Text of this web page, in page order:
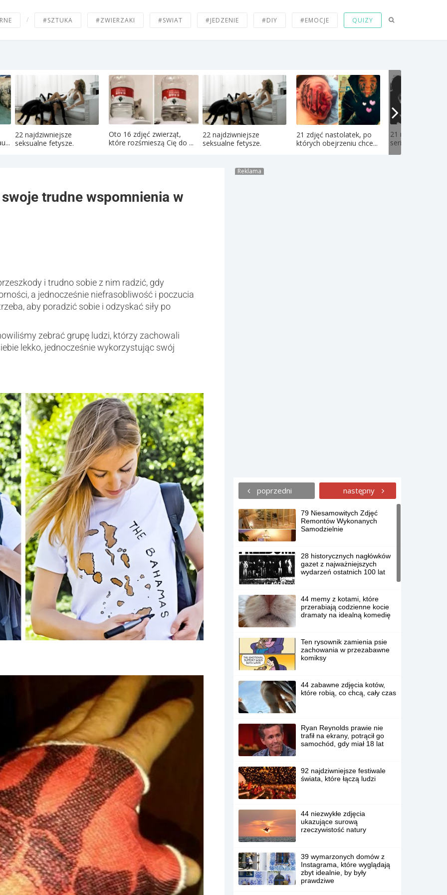
/ #SZTUKA #ZWIERZAKI #SWIAT #JEDZENIE #DIY #EMOCJE QUIZY
22 najdziwniejsze
seksualne fetysze.
Oto 16 zdjęć zwierząt,
które rozśmieszą Cię do ...
22 najdziwniejsze
seksualne fetysze.
21 zdjęć nastolatek, po
których obejrzeniu chce...
21
serii "Co byś
trudne wspomnienia w
i trudno sobie z nim radzić, gdy
a jednocześnie niefrasobliwość i poczucia
aby poradzić sobie i odzyskać siły po
zebrać grupę ludzi, którzy zachowali
lekko, jednocześnie wykorzystując swój
Reklama
poprzedni następny
79 Niesamowitych Zdjęć
Remontów Wykonanych
Samodzielnie
28 historycznych nagłówków
gazet z najważniejszych
wydarzeń ostatnich 100 lat
44 memy z kotami, które
przerabiają codzienne kocie
dramaty na idealną komedię
Ten rysownik zamienia psie
zachowania w przezabawne
komiksy
44 zabawne zdjęcia kotów,
które robią, co chcą, cały czas
Ryan Reynolds prawie nie
trafił na ekrany, potrącił go
samochód, gdy miał 18 lat
92 najdziwniejsze festiwale
świata, które łączą ludzi
44 niezwykłe zdjęcia
ukazujące surową
rzeczywistość natury
39 wymarzonych domów z
Instagrama, które wyglądają
zbyt idealnie, by były
prawdziwe